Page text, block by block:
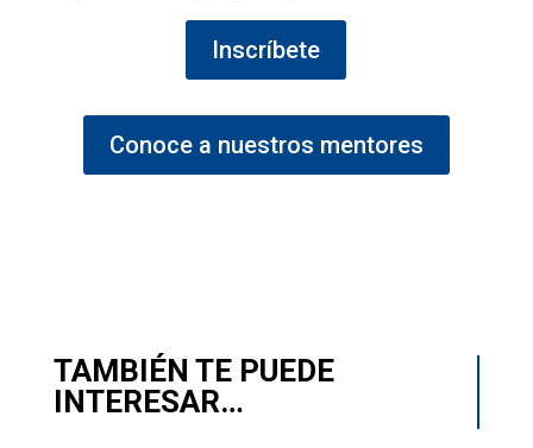
Inscríbete
Conoce a nuestros mentores
TAMBIÉN TE PUEDE
INTERESAR…